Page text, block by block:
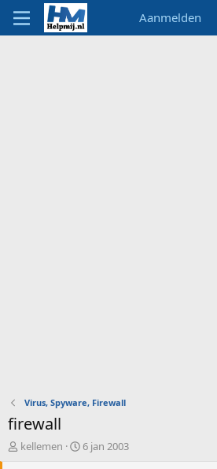
Aanmelden
Virus, Spyware, Firewall
firewall
O
kellemen
S
6 jan 2003